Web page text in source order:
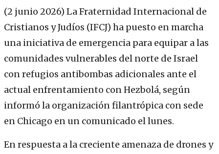
(2 junio 2026) La Fraternidad Internacional de
Cristianos y Judíos (IFCJ) ha puesto en marcha
una iniciativa de emergencia para equipar a las
comunidades vulnerables del norte de Israel
con refugios antibombas adicionales ante el
actual enfrentamiento con Hezbolá, según
informó la organización filantrópica con sede
en Chicago en un comunicado el lunes.
En respuesta a la creciente amenaza de drones y